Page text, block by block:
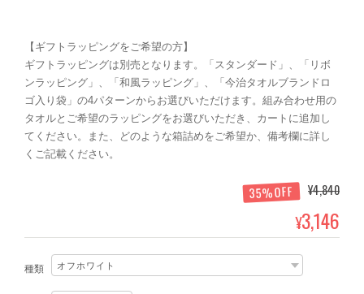
【ギフトラッピングをご希望の方】
ギフトラッピングは別売となります。「スタンダード」、「リボ
ンラッピング」、「和風ラッピング」、「今治タオルブランドロ
ゴ入り袋」の4パターンからお選びいただけます。組み合わせ用の
タオルとご希望のラッピングをお選びいただき、カートに追加し
てください。また、どのような箱詰めをご希望か、備考欄に詳し
くご記載ください。
35%OFF ¥4,840
¥3,146
種類